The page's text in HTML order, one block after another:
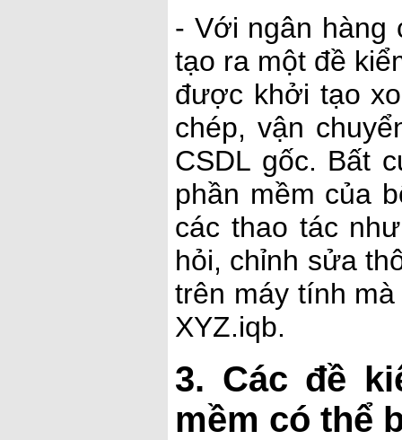
- Với ngân hàng
tạo ra một đề
được khởi tạo
chép, vận
CSDL gốc. Bất
phần mềm của
các thao tác
hỏi, chỉnh sửa
trên máy tính
XYZ.iqb.
3. Các đề
mềm có thể